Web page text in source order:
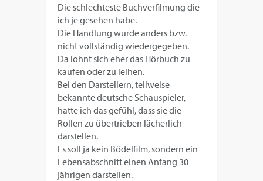
Die schlechteste Buchverfilmung die
ich je gesehen habe.
Die Handlung wurde anders bzw.
nicht vollständig wiedergegeben.
Da lohnt sich eher das Hörbuch zu
kaufen oder zu leihen.
Bei den Darstellern, teilweise
bekannte deutsche Schauspieler,
hatte ich das gefühl, dass sie die
Rollen zu übertrieben lächerlich
darstellen.
Es soll ja kein Bödelfilm, sondern ein
Lebensabschnitt einen Anfang 30
jährigen darstellen.